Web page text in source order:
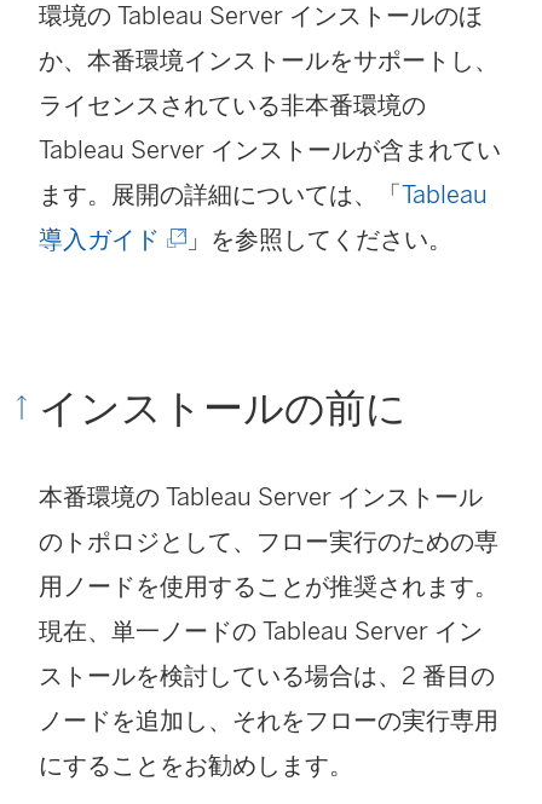
環境の Tableau Server インストールのほ
か、本番環境インストールをサポートし、
ライセンスされている非本番環境の
Tableau Server インストールが含まれてい
ます。展開の詳細については、「Tableau
導入ガイド (
ウ
ン
ド
ウ
で
リ
ン
ク
」を参照してください。
インストールの前に
本番環境の Tableau Server インストール
のトポロジとして、フロー実行のための専
用ノードを使用することが推奨されます。
現在、単一ノードの Tableau Server イン
ストールを検討している場合は、2 番目の
ノードを追加し、それをフローの実行専用
にすることをお勧めします。